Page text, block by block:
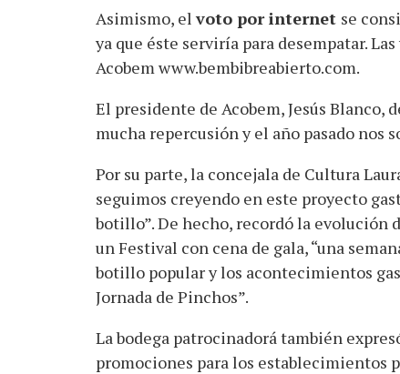
Asimismo, elvoto por internet se
ya que éste serviría para desempatar.
Acobem www.bembibreabierto.com.
El presidente de Acobem, Jesús Blanco,
mucha repercusión y el año pasado nos
Por su parte, la concejala de Cultura
seguimos creyendo en este proyecto
botillo”. De hecho, recordó la evolución
un Festival con cena de gala, “una
botillo popular y los acontecimientos
Jornada de Pinchos”.
La bodega patrocinadorá también
promociones para los establecimientos